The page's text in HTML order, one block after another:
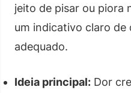
jeito de pisar ou piora
um indicativo claro de
adequado.
Ideia principal: Dor